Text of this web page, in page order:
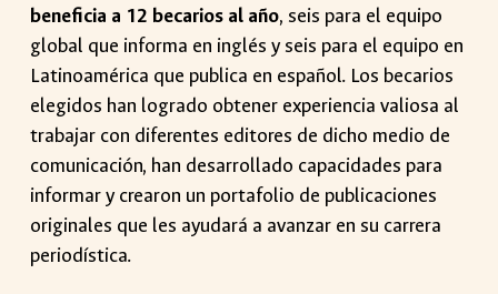
beneficia a 12 becarios al año, seis para el equipo
global que informa en inglés y seis para el equipo en
Latinoamérica que publica en español. Los becarios
elegidos han logrado obtener experiencia valiosa al
trabajar con diferentes editores de dicho medio de
comunicación, han desarrollado capacidades para
informar y crearon un portafolio de publicaciones
originales que les ayudará a avanzar en su carrera
periodística.